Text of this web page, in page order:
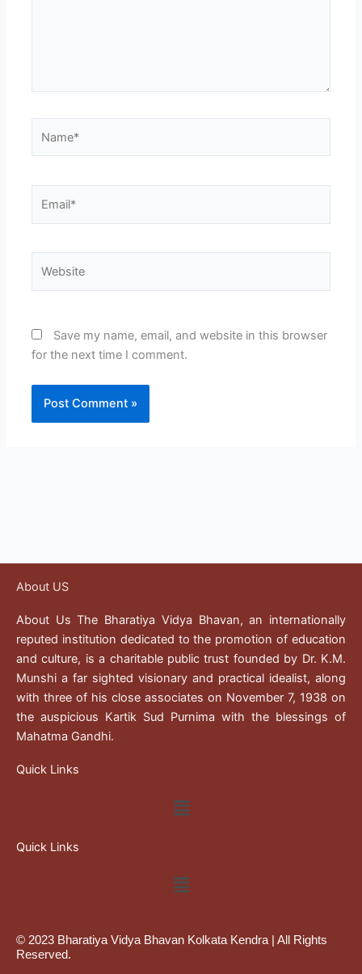
Save my name, email, and website in this browser
for the next time I comment.
About US
About Us The Bharatiya Vidya Bhavan, an internationally
reputed institution dedicated to the promotion of education
and culture, is a charitable public trust founded by Dr. K.M.
Munshi a far sighted visionary and practical idealist, along
with three of his close associates on November 7, 1938 on
the auspicious Kartik Sud Purnima with the blessings of
Mahatma Gandhi.
Quick Links
Menu
Quick Links
Menu
© 2023 Bharatiya Vidya Bhavan Kolkata Kendra | All Rights
Reserved.